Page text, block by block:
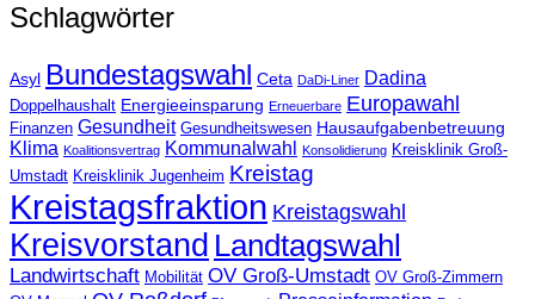
Schlagwörter
Asyl Bundestagswahl Ceta DaDi-Liner Dadina
Doppelhaushalt Energieeinsparung Erneuerbare Europawahl
Finanzen Gesundheit Gesundheitswesen Hausaufgabenbetreuung
Klima Koalitionsvertrag Kommunalwahl Konsolidierung Kreisklinik Groß-
Umstadt Kreisklinik Jugenheim Kreistag
Kreistagsfraktion Kreistagswahl
Kreisvorstand Landtagswahl
Landwirtschaft Mobilität OV Groß-Umstadt OV Groß-Zimmern